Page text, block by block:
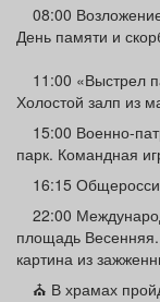
ТВ программа
08:00
День памяти и
11:00 «Выстрел
Холостой залп из
15:00 Военно-
парк. Командная
16:15
22:00
площадь
картина из
⛪ В храмах